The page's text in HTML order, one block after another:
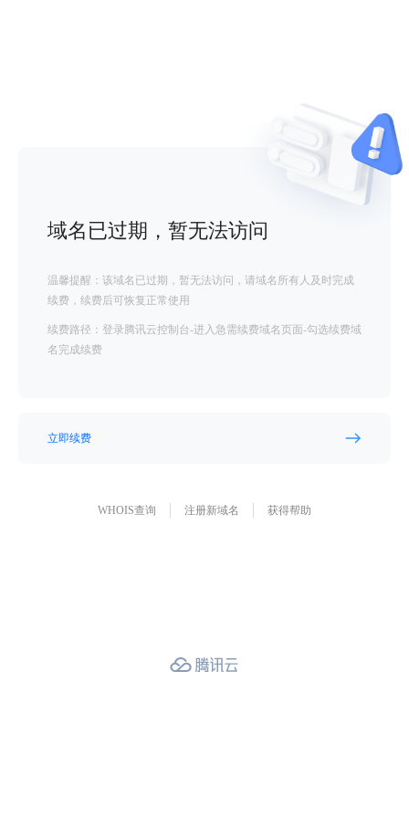
域名已过期，暂无法访问
温馨提醒：该域名已过期，暂无法访问，请域名所有人及时完成
续费，续费后可恢复正常使用
续费路径：登录腾讯云控制台-进入急需续费域名页面-勾选续费域
名完成续费
立即续费
WHOIS查询 注册新域名 获得帮助